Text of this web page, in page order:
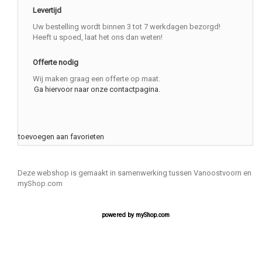
Levertijd
Uw bestelling wordt binnen 3 tot 7 werkdagen bezorgd!
Heeft u spoed, laat het ons dan weten!
Offerte nodig
Wij maken graag een offerte op maat.
Ga hiervoor naar onze contactpagina.
toevoegen aan favorieten
Deze webshop is gemaakt in samenwerking tussen Vanoostvoorn en
myShop.com
powered by myShop.com